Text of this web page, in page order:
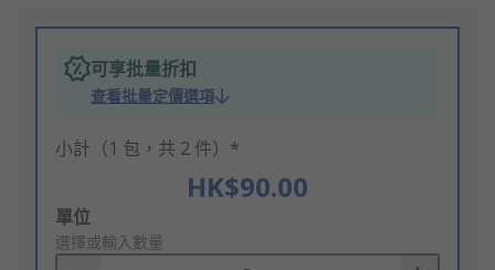
可享批量折扣
查看批量定價選項
小計（1 包，共 2 件）*
HK$90.00
Add
to
單位
選擇或輸入數量